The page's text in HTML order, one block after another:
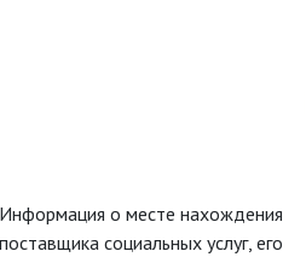
Информация о месте нахождения
поставщика социальных услуг, его